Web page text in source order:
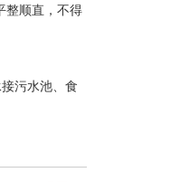
整顺直，不得
污水池、食